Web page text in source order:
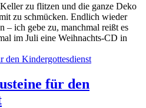
zu flitzen und die ganze Deko
zu schmücken. Endlich wieder
– ich gebe zu, manchmal reißt es
im Juli eine Weihnachts-CD in
für den